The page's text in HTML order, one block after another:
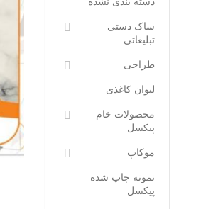
ساک دستی
تبلیغاتی
طراحی
لیوان کاغذی
محصولات خام
پیکسل
موکاپ
نمونه چاپ شده
پیکسل